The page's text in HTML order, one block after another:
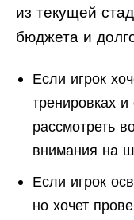
из текущей
бюджета и
Если игрок
тренировках
рассмотреть
внимания на
Если игрок
но хочет